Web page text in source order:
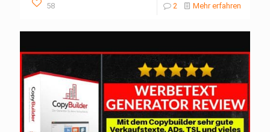
58 2 Mehr erfahren